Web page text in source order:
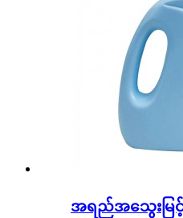
အရည်အသွေးမြင့်